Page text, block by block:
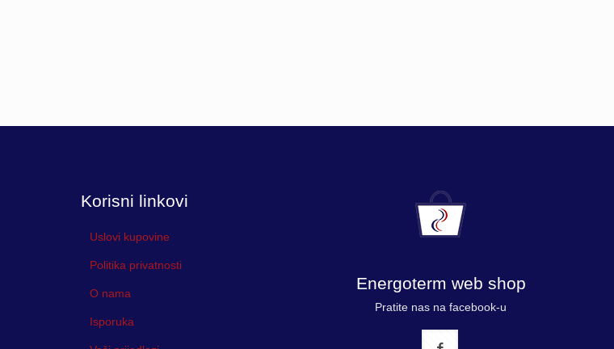
Korisni linkovi
Uslovi kupovine
Politika privatnosti
O nama
Isporuka
Energoterm web shop
Pratite nas na facebook-u